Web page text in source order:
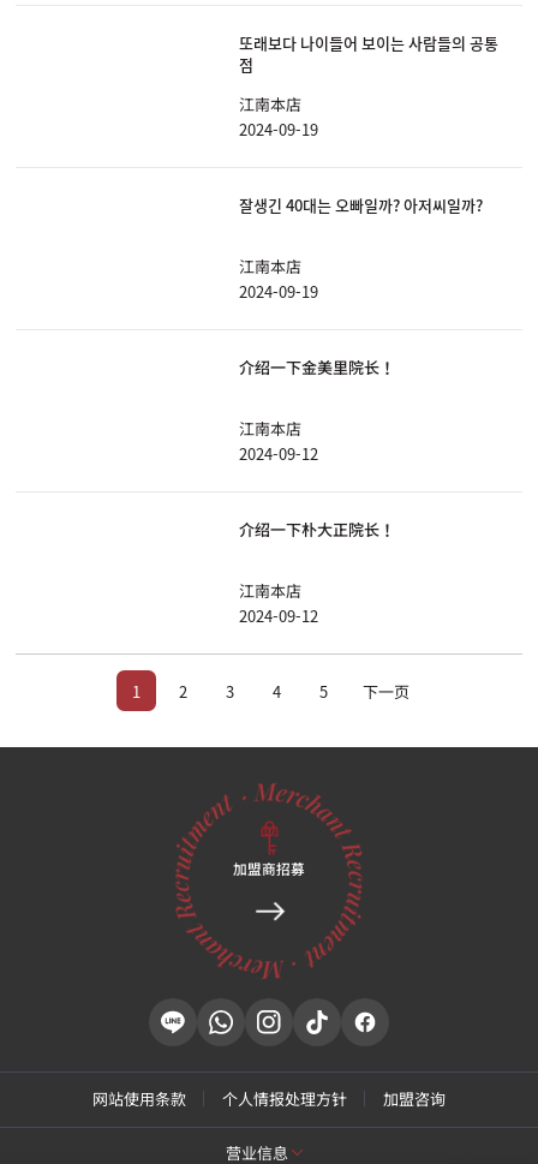
또래보다 나이들어 보이는 사람들의 공통
점
江南本店
2024-09-19
잘생긴 40대는 오빠일까? 아저씨일까?
江南本店
2024-09-19
介绍一下金美里院长！
江南本店
2024-09-12
介绍一下朴大正院长！
江南本店
2024-09-12
1 2 3 4 5 下一页
加盟商招募
网站使用条款 个人情报处理方针 加盟咨询
营业信息